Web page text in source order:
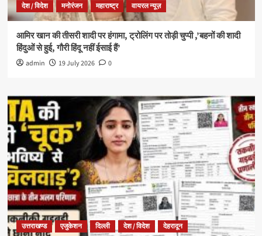
देश / विदेश मनोरंजन महाराष्ट्र वायरल न्यूज़
आमिर खान की तीसरी शादी पर हंगामा, ट्रोलिंग पर तोड़ी चुप्पी ,’बहनों की शादी
हिंदुओं से हुई, गौरी हिंदू नहीं ईसाई हैं’
admin 19 July 2026 0
उत्तराखण्ड एजुकेशन दिल्ली देश / विदेश देहरादून